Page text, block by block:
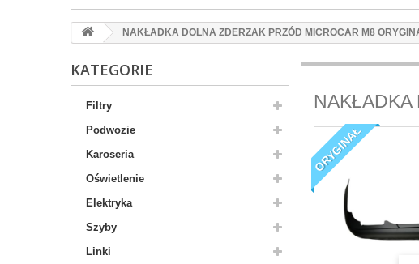
NAKŁADKA DOLNA ZDERZAK PRZÓD MICROCAR M8
KATEGORIE
Filtry
Podwozie
Karoseria
Oświetlenie
Elektryka
Szyby
Linki
ORYGINAŁ